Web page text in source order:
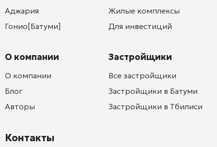
Аджария
Гонио[Батуми]
О компании
О компании
Блог
Авторы
Жилые комплексы
Для инвестиций
Застройщики
Все застройщики
Застройщики в Батуми
Застройщики в Тбилиси
Контакты